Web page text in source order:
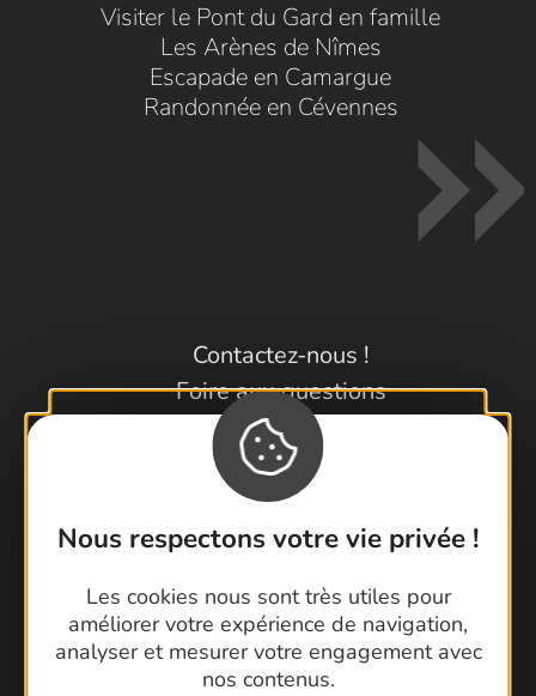
Nous respectons votre vie privée !
Les cookies nous sont très utiles pour
améliorer votre expérience de navigation,
analyser et mesurer votre engagement avec
nos contenus.
Visiter le Pont du Gard en famille
Les Arènes de Nîmes
Escapade en Camargue
Randonnée en Cévennes
Contactez-nous !
Foire aux questions
Brochures
Cartoguides et Topoguides
Latitude Gard